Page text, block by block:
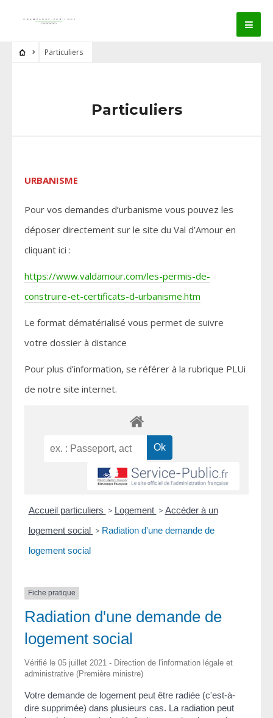
Particuliers
Particuliers
URBANISME
Pour vos demandes d’urbanisme vous pouvez les
déposer directement sur le site du Val d’Amour en
cliquant ici :
https://www.valdamour.com/les-permis-de-
construire-et-certificats-d-urbanisme.htm
Le format dématérialisé vous permet de suivre
votre dossier à distance
Pour plus d’information, se référer à la rubrique PLUi
de notre site internet.
Accueil particuliers > Logement > Accéder à un
logement social > Radiation d'une demande de
logement social
Fiche pratique
Radiation d'une demande de
logement social
Vérifié le 05 juillet 2021 - Direction de l'information légale et
administrative (Première ministre)
Votre demande de logement peut être radiée (c'est-à-
dire supprimée) dans plusieurs cas. La radiation peut